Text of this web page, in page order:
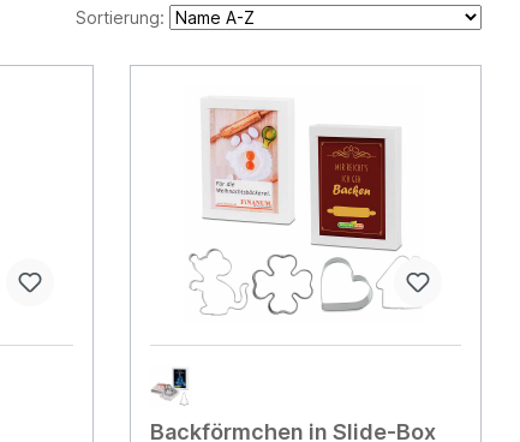
Sortierung:
Backförmchen in Slide-Box